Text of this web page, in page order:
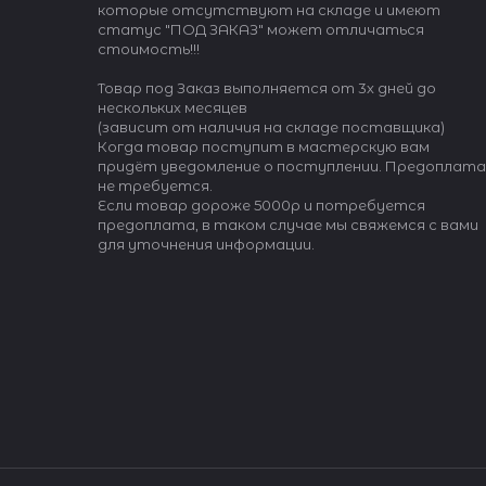
которые отсутствуют на складе и имеют
статус "ПОД ЗАКАЗ" может отличаться
стоимость!!!
Товар под Заказ выполняется от 3х дней до
нескольких месяцев
(зависит от наличия на складе поставщика)
Когда товар поступит в мастерскую вам
придёт уведомление о поступлении. Предоплата
не требуется.
Если товар дороже 5000р и потребуется
предоплата, в таком случае мы свяжемся с вами
для уточнения информации.